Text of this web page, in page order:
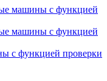
машины с функцией
машины с функцией
с функцией проверки